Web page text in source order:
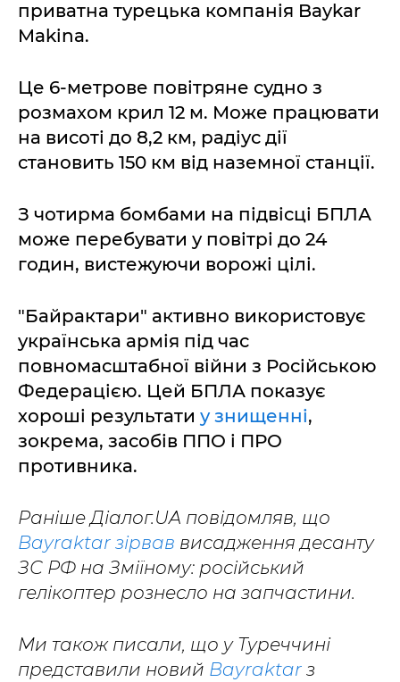
приватна турецька компанія Baykar
Makina.
Це 6-метрове повітряне судно з
розмахом крил 12 м. Може працювати
на висоті до 8,2 км, радіус дії
становить 150 км від наземної станції.
З чотирма бомбами на підвісці БПЛА
може перебувати у повітрі до 24
годин, вистежуючи ворожі цілі.
"Байрактари" активно використовує
українська армія під час
повномасштабної війни з Російською
Федерацією. Цей БПЛА показує
хороші результати у знищенні,
зокрема, засобів ППО і ПРО
противника.
Раніше Діалог.UA повідомляв, що
Bayraktar зірвав висадження десанту
ЗС РФ на Зміїному: російський
гелікоптер рознесло на запчастини.
Ми також писали, що у Туреччині
представили новий Bayraktar з